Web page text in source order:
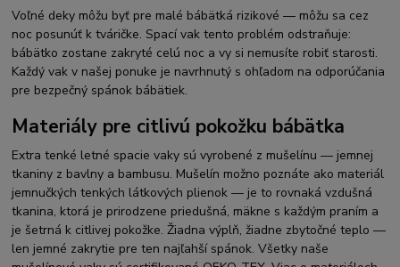
Voľné deky môžu byť pre malé bábätká rizikové — môžu sa cez
noc posunúť k tváričke. Spací vak tento problém odstraňuje:
bábätko zostane zakryté celú noc a vy si nemusíte robiť starosti.
Každý vak v našej ponuke je navrhnutý s ohľadom na odporúčania
pre bezpečný spánok bábätiek.
Materiály pre citlivú pokožku bábätka
Extra tenké letné spacie vaky sú vyrobené z mušelínu — jemnej
tkaniny z bavlny a bambusu. Mušelín možno poznáte ako materiál
jemnučkých tenkých látkových plienok — je to rovnaká vzdušná
tkanina, ktorá je prirodzene priedušná, mäkne s každým praním a
je šetrná k citlivej pokožke. Žiadna výplň, žiadne zbytočné teplo —
len jemné zakrytie pre ten najľahší spánok. Všetky naše